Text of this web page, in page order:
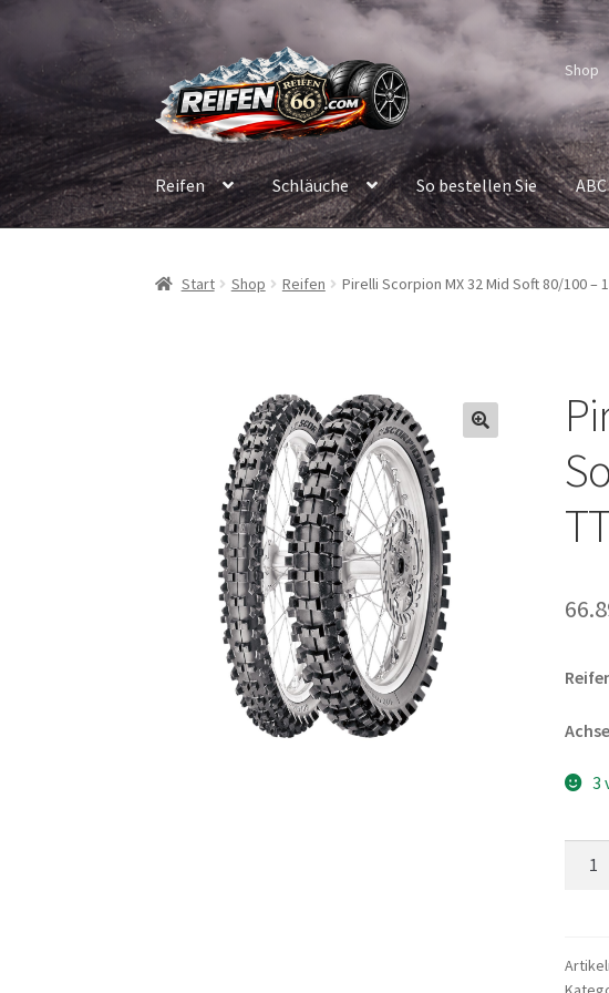
Navigation
springen
Inhalt
springen
Shop
Reifen Schläuche So bestellen Sie ABC
Start Shop Reifen Pirelli Scorpion MX 32 Mid Soft 80/100 –
3
Mid